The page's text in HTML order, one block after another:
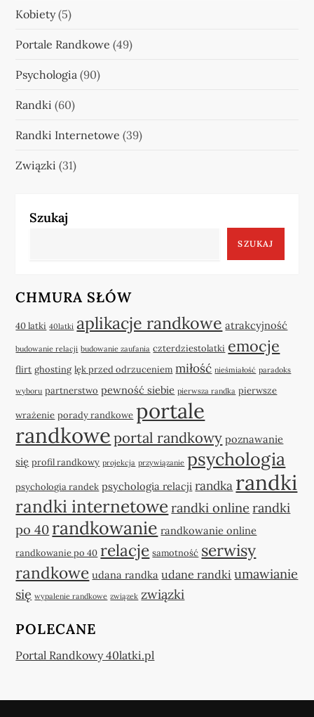
Kobiety(5)
Portale Randkowe (49)
Psychologia (90)
Randki (60)
Randki Internetowe (39)
Związki (31)
Szukaj
SZUKAJ
CHMURA SŁÓW
40 latki 40latki aplikacje randkowe atrakcyjność
budowanie relacji budowanie zaufania czterdziestolatki emocje
flirt ghosting lęk przed odrzuceniem miłość nieśmiałość paradoks
wyboru partnerstwo pewność siebie pierwsza randka pierwsze
wrażenie porady randkowe portale
randkowe portal randkowy poznawanie
się profil randkowy projekcja przywiązanie psychologia
psychologia randek psychologia relacji randka randki
randki internetowe randki online randki
po 40 randkowanie randkowanie online
randkowanie po 40 relacje samotność serwisy
randkowe udana randka udane randki umawianie
się wypalenie randkowe związek związki
POLECANE
Portal Randkowy 40latki.pl